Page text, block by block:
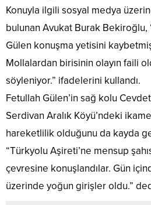
Konuyla ilgili sosyal medya
bulunan Avukat Burak Bekiroğlu,
Gülen konuşma yetisini
Mollalardan birisinin olayın faili
söyleniyor.” ifadelerini kullandı.
Fetullah Gülen’in sağ kolu
Serdivan Aralık Köyü’ndeki
hareketlilik olduğunu da kayda
“Türkyolu Aşireti’ne mensup
çevresine konuşlandılar. Gün
üzerinde yoğun girişler oldu.”